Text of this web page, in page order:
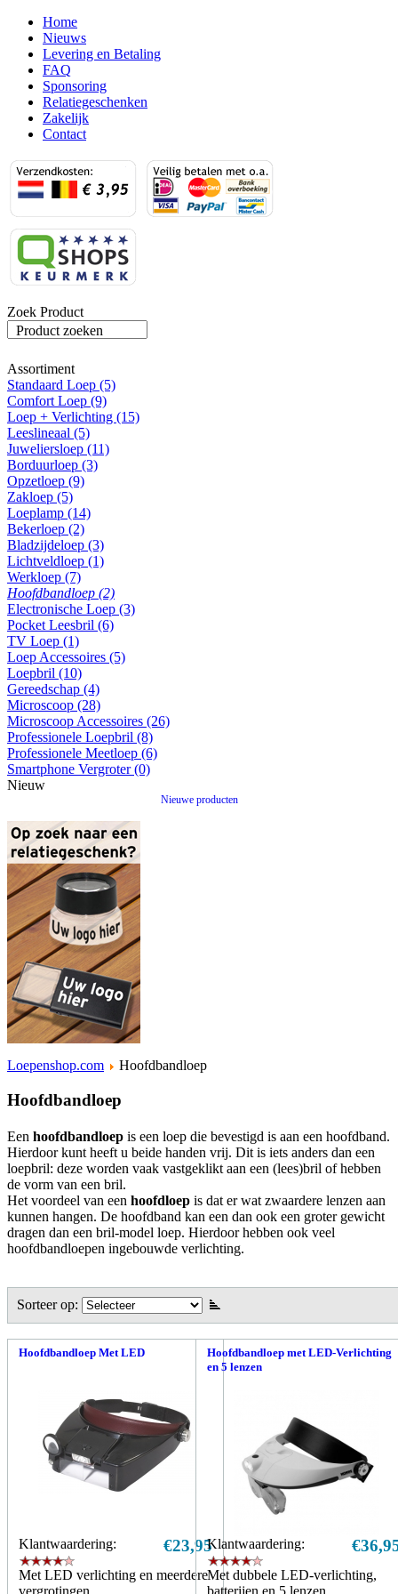
Home
Nieuws
Levering en Betaling
FAQ
Sponsoring
Relatiegeschenken
Zakelijk
Contact
Zoek Product
Product zoeken
Assortiment
Standaard Loep (5)
Comfort Loep (9)
Loep + Verlichting (15)
Leeslineaal (5)
Juweliersloep (11)
Borduurloep (3)
Opzetloep (9)
Zakloep (5)
Loeplamp (14)
Bekerloep (2)
Bladzijdeloep (3)
Lichtveldloep (1)
Werkloep (7)
Hoofdbandloep (2)
Electronische Loep (3)
Pocket Leesbril (6)
TV Loep (1)
Loep Accessoires (5)
Loepbril (10)
Gereedschap (4)
Microscoop (28)
Microscoop Accessoires (26)
Professionele Loepbril (8)
Professionele Meetloep (6)
Smartphone Vergroter (0)
Nieuw
Nieuwe producten
Loepenshop.com Hoofdbandloep
Hoofdbandloep
Een hoofdbandloep is een loep die bevestigd is aan een hoofdband.
Hierdoor kunt heeft u beide handen vrij. Dit is iets anders dan een
loepbril: deze worden vaak vastgeklikt aan een (lees)bril of hebben
de vorm van een bril.
Het voordeel van een hoofdloep is dat er wat zwaardere lenzen aan
kunnen hangen. De hoofdband kan een dan ook een groter gewicht
dragen dan een bril-model loep. Hierdoor hebben ook veel
hoofdbandloepen ingebouwde verlichting.
Sorteer op:
Hoofdbandloep Met LED
Klantwaardering: €23,95
Met LED verlichting en meerdere
vergrotingen
Hoofdbandloep met LED-Verlichting
en 5 lenzen
Klantwaardering:
Met dubbele LED-verlichting,
batterijen en 5 lenzen